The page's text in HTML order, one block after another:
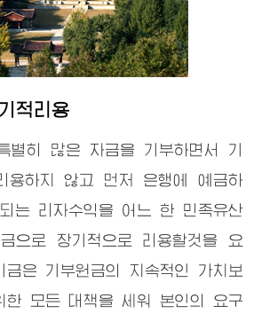
적리용
히 많은 자금을 기부하면서 기
용하지 않고 먼저 은행에 예금하
는 리자수익을 어느 한 민족유산
으로 장기적으로 리용할것을 요
금은 기부원금의 지속적인 가치보
한 모든 대책을 세워 본인의 요구